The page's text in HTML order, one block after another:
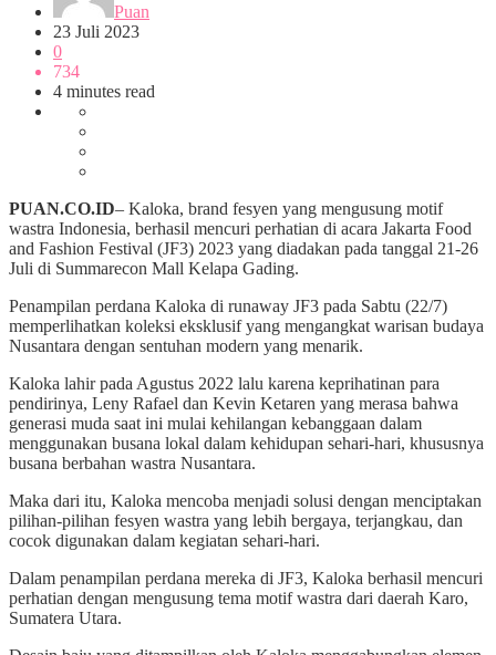
Puan
23 Juli 2023
0
734
4 minutes read
PUAN.CO.ID– Kaloka, brand fesyen yang mengusung motif
wastra Indonesia, berhasil mencuri perhatian di acara Jakarta Food
and Fashion Festival (JF3) 2023 yang diadakan pada tanggal 21-26
Juli di Summarecon Mall Kelapa Gading.
Penampilan perdana Kaloka di runaway JF3 pada Sabtu (22/7)
memperlihatkan koleksi eksklusif yang mengangkat warisan budaya
Nusantara dengan sentuhan modern yang menarik.
Kaloka lahir pada Agustus 2022 lalu karena keprihatinan para
pendirinya, Leny Rafael dan Kevin Ketaren yang merasa bahwa
generasi muda saat ini mulai kehilangan kebanggaan dalam
menggunakan busana lokal dalam kehidupan sehari-hari, khususnya
busana berbahan wastra Nusantara.
Maka dari itu, Kaloka mencoba menjadi solusi dengan menciptakan
pilihan-pilihan fesyen wastra yang lebih bergaya, terjangkau, dan
cocok digunakan dalam kegiatan sehari-hari.
Dalam penampilan perdana mereka di JF3, Kaloka berhasil mencuri
perhatian dengan mengusung tema motif wastra dari daerah Karo,
Sumatera Utara.